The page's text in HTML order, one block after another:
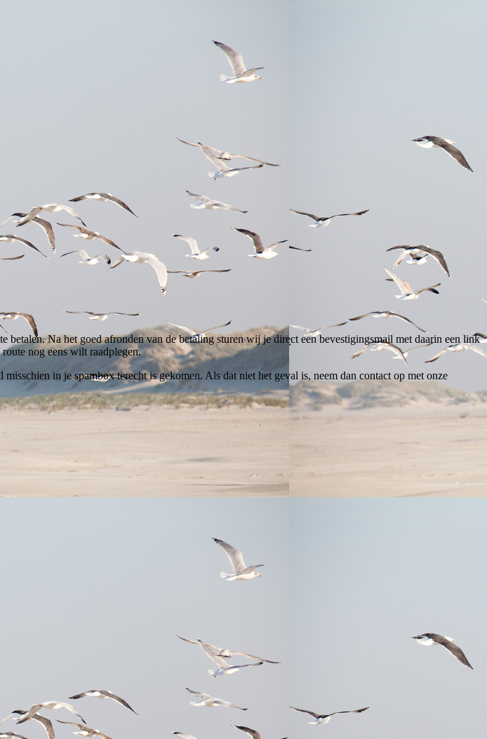
Na het goed afronden van de betaling sturen wij je direct een bevestigingsmail met daarin een link
nog eens wilt raadplegen.
in je spambox terecht is gekomen. Als dat niet het geval is, neem dan contact op met onze